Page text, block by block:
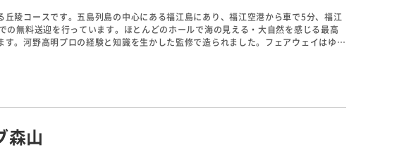
丘陵コースです。五島列島の中心にある福江島にあり、福江空港から車で5分、福江
の無料送迎を行っています。ほとんどのホールで海の見える・大自然を感じる最高
。河野高明プロの経験と知識を生かした監修で造られました。フェアウェイはゆる
には、バンカーや自然の樹木が配置されているため、ティーショットの落とし所が
の五島牛のステーキや五島うどん、長崎ちゃんぽんなど地元の名産品を食べること
森山